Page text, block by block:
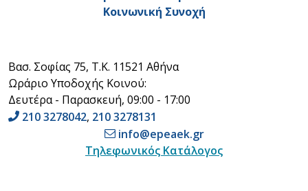
Βασ. Σοφίας 75, Τ.Κ. 11521 Αθήνα
Ωράριο Υποδοχής Κοινού:
Δευτέρα - Παρασκευή, 09:00 - 17:00
210 3278042, 210 3278131
info@epeaek.gr
Τηλεφωνικός Κατάλογος
Κοινωνική Συνοχή